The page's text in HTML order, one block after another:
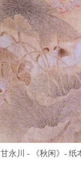
甘永川 - 《秋闲》- 纸